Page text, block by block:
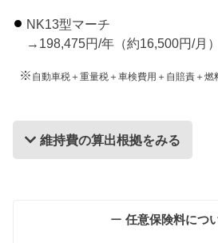
NK13型マーチ
→198,475円/年（約16,500円/月）
※ 自動車税＋重量税＋車検費用＋自賠責＋燃
維持費の算出根拠をみる
維持費の算出根
ー 任意保険料につ